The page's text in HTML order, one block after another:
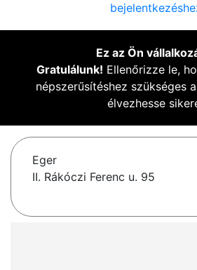
Ez az Ön
Gratulálunk! Ellenőrizze le,
népszerűsítéshez szükséges
élvezhesse
Eger
II. Rákóczi Ferenc u. 95